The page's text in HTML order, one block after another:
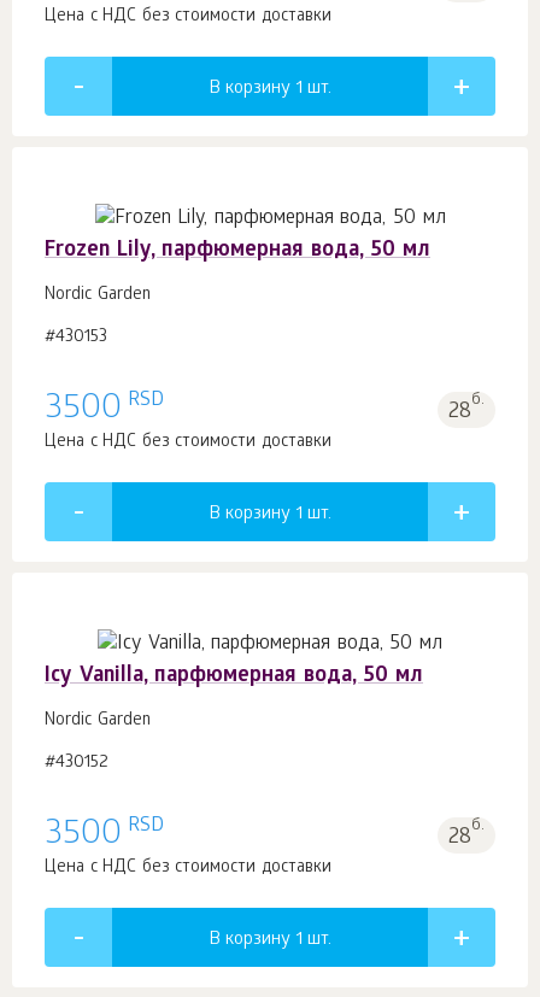
Цена с НДС без стоимости доставки
В корзину 1 шт.
Frozen Lily, парфюмерная вода, 50 мл
Nordic Garden
#430153
3500 RSD 28б.
Цена с НДС без стоимости доставки
В корзину 1 шт.
Icy Vanilla, парфюмерная вода, 50 мл
Nordic Garden
#430152
3500 RSD 28б.
Цена с НДС без стоимости доставки
В корзину 1 шт.